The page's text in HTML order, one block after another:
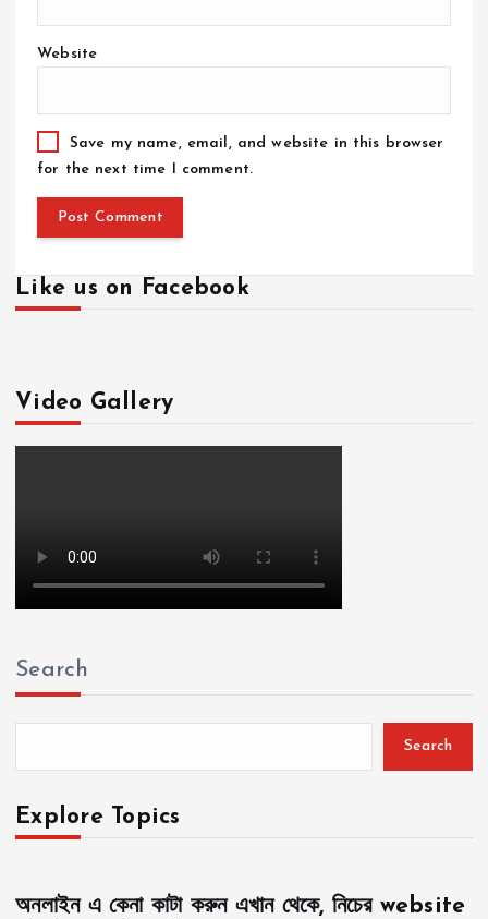
Website
Save my name, email, and website in this browser
for the next time I comment.
Like us on Facebook
Video Gallery
Search
Search
Explore Topics
অনলাইন এ কেনা কাটা করুন এখান থেকে, নিচের website